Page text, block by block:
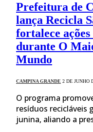
Prefeitura de
lança Recicla
fortalece
durante O
Mundo
CAMPINA GRANDE 2 DE JUNHO
O programa
resíduos recicláveis
junina, aliando a